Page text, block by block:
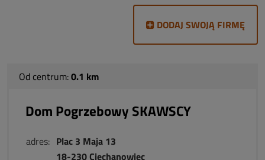
DODAJ SWOJĄ FIRMĘ
Od centrum:0.1 km
Dom Pogrzebowy SKAWSCY
adres: Plac 3 Maja 13
18-230 Ciechanowiec